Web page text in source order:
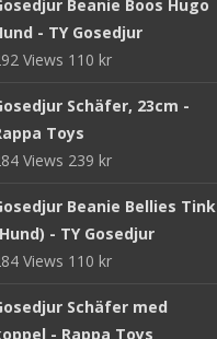
Beanie Boos Hugo
- TY Gosedjur
Views 110 kr
Schäfer, 23cm -
Toys
Views 239 kr
Beanie Bellies Tink
- TY Gosedjur
Views 110 kr
Schäfer med
- Rappa Toys